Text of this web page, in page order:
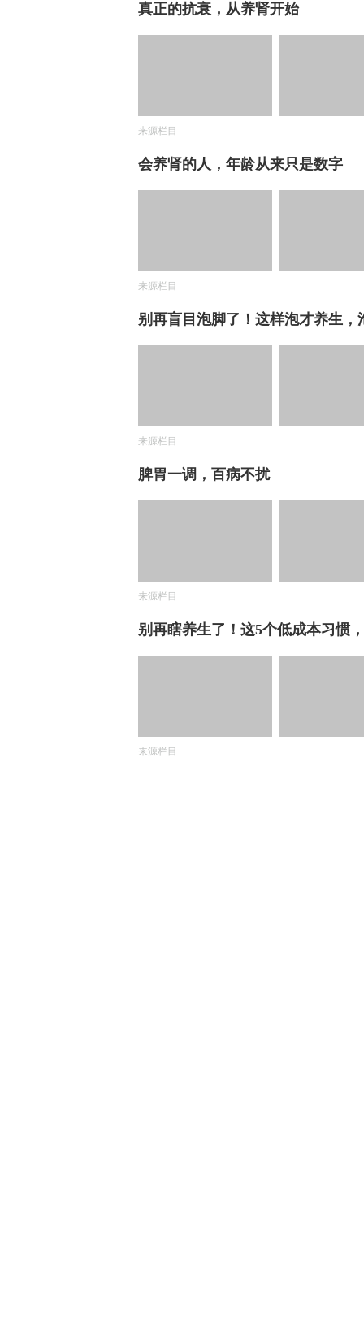
真正的抗衰，从养肾开始
来源栏目
会养肾的人，年龄从来只是数字
来源栏目
别再盲目泡脚了！这样泡才养生，
来源栏目
脾胃一调，百病不扰
来源栏目
别再瞎养生了！这5个低成本习惯
来源栏目